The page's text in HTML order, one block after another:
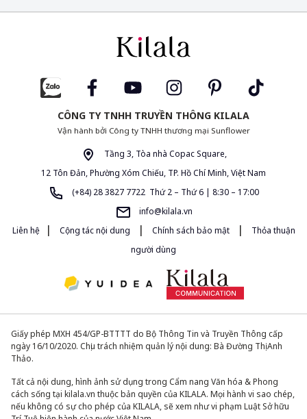
CÔNG TY TNHH TRUYỀN THÔNG KILALA
Vận hành bởi Công ty TNHH thương mại Sunflower
Tầng 3, Tòa nhà Copac Square,
12 Tôn Đản, Phường Xóm Chiếu, TP. Hồ Chí Minh, Việt Nam
(+84) 28 3827 7722 Thứ 2 – Thứ 6 | 8:30 – 17:00
info@kilala.vn
Liên hệ
| Cộng tác nội dung | Chính sách bảo mật |
Thỏa thuận
người dùng
Giấy phép MXH 454/GP-BTTTT do Bộ Thông Tin và Truyền Thông cấp
ngày 16/10/2020. Chịu trách nhiệm quản lý nội dung: Bà Đường Thị Anh
Thảo.
Tất cả nội dung, hình ảnh sử dụng trong Cẩm nang Văn hóa & Phong
cách sống tại kilala.vn thuộc bản quyền của KILALA. Mọi hành vi sao chép,
nếu không có sự cho phép của KILALA, sẽ xem như vi phạm Luật Sở hữu